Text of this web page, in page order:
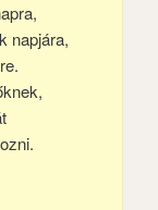
napjára,